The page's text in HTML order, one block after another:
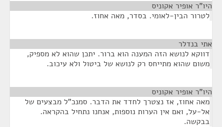
היו"ר אופיר אקוניס
לטרור הבין-לאומי. בסדר, מאה אחוז.
אתי בנדלר
דווקא לנושא הזה המענה הוא ברור. יתכן שהוא לא מספיק,
משום שהוא מתייחס רק לנושא של ביטול ולא עיכוב.
היו"ר אופיר אקוניס
מאה אחוז, אז נצטרך לחדד את הדבר. סמנכ"ל מבצעים של
אל-על, ואם אין הערות נוספות, אנחנו נתחיל בהקראה.
בבקשה.